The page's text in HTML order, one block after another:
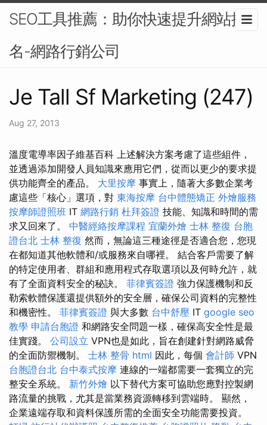
SEO工具推薦：助你快速提升網站排
名-網路行銷公司
Je Tall Sf Marketing (247)
Aug 27, 2013
溫度電導率因子維基百科 上述解決方案考慮了這些組件，
並透過添加開發人員知識來應用它們，從而以更少的要求提
供功能齊全的產品。 大里按摩 事實上，隨著大多數企業考
慮這些「核心」選項，對 東海按摩 台中體態矯正 外燴服務
按摩師證照班 IT 網路行銷 杜拜簽證 技能、知識和時間的需
求又回來了。 中醫經絡按摩課程 宜蘭外燴 士林 整復 台胞
證台北 士林 整復 然而，無論這三種途徑是否適合您，您現
在都知道其他軟體和/或服務來自哪裡。 結合客戶需要了解
的特定使用者、群組和應用程式存取選項以及何時允許，就
有了全面資料安全的秘訣。 菲律賓簽證 強力保護機制和反
勒索軟體保護還提供額外的安全層，確保公司資料的完整性
和機密性。 菲律賓簽證 與大多數 台中舒壓 IT google seo
教學 申請台胞證 和網路安全問題一樣，確保高安全性是最
佳實踐。 公司設立 VPN也是如此，旨在創建針對網路威脅
的全面防禦機制。 士林 整骨 html 因此，每個 會計師 VPN
台胞證台北 台中泰式按摩 連線的一端都需要一套獨立的完
整安全系統。 新竹外燴 以下替代方案可協助您應對控製網
路流量的挑戰，尤其是當業務資源轉移到雲端時。 顯然，
企業遠端存取和資料保護所需的全面安全功能需要投資。